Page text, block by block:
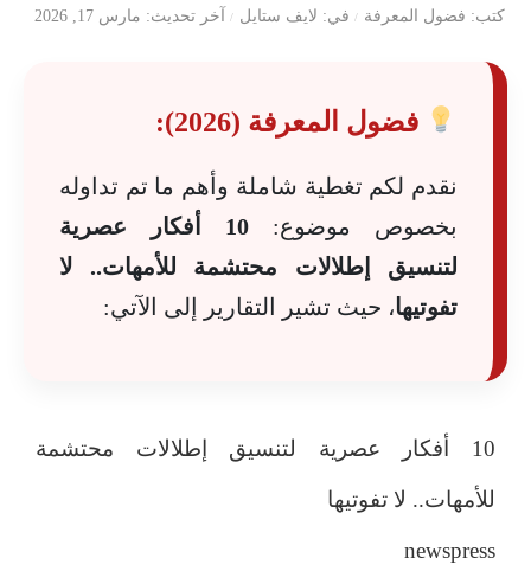
كتب فضول المعرفة في لايف ستايل آخر تحديث مارس 17, 2026
فضول المعرفة (2026):
نقدم لكم تغطية شاملة وأهم ما تم تداوله
بخصوص موضوع:
10 أفكار عصرية
لتنسيق إطلالات محتشمة للأمهات.. لا
تفوتيها، حيث تشير التقارير إلى الآتي:
10 أفكار عصرية لتنسيق إطلالات محتشمة
للأمهات.. لا تفوتيها
newspress